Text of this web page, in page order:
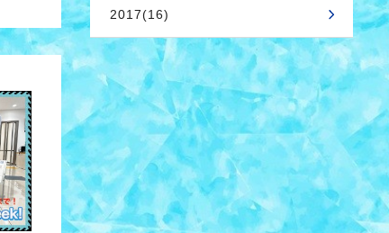
2017(16)